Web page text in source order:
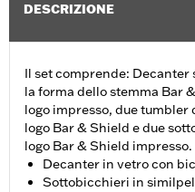
DESCRIZIONE
Il set comprende: Decanter
la forma dello stemma Bar
logo impresso, due
logo Bar & Shield e due
logo Bar & Shield impresso.
Decanter in vetro con
Sottobicchieri in